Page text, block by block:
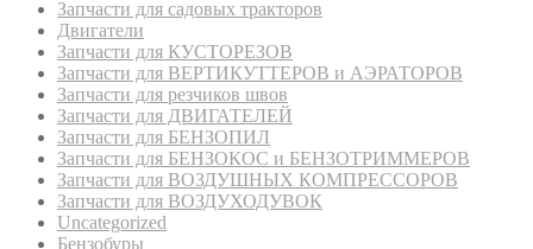
Запчасти для садовых тракторов
Двигатели
Запчасти для КУСТОРЕЗОВ
Запчасти для ВЕРТИКУТТЕРОВ и АЭРАТОРОВ
Запчасти для резчиков швов
Запчасти для ДВИГАТЕЛЕЙ
Запчасти для БЕНЗОПИЛ
Запчасти для БЕНЗОКОС и БЕНЗОТРИММЕРОВ
Запчасти для ВОЗДУШНЫХ КОМПРЕССОРОВ
Запчасти для ВОЗДУХОДУВОК
Uncategorized
Бензобуры